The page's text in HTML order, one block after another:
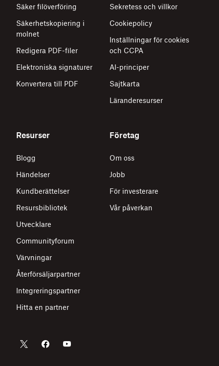
Säker filöverföring
Säkerhetskopiering i
molnet
Redigera PDF-filer
Elektroniska signaturer
Konvertera till PDF
Sekretess och villkor
Cookiepolicy
Inställningar för cookies
och CCPA
AI-principer
Sajtkarta
Läranderesurser
Resurser
Blogg
Händelser
Kundberättelser
Resursbibliotek
Utvecklare
Communityforum
Värvningar
Återförsäljarpartner
Integreringspartner
Hitta en partner
Företag
Om oss
Jobb
För investerare
Vår påverkan